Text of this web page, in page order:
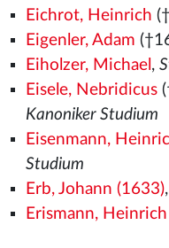
Eichrot, Heinrich
Eigenler, Adam
Eiholzer, Michael ,
Eisele, Nebridicus
Kanoniker Studium
Eisenmann,
Studium
Erb, Johann (1633),
Erismann, Heinrich